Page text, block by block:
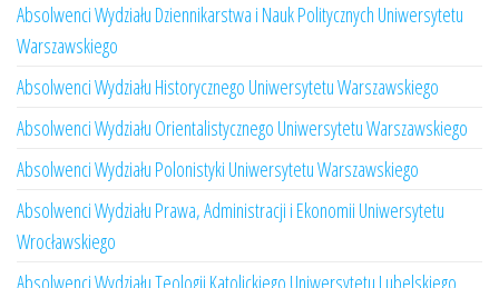
Absolwenci Wydziału Dziennikarstwa i Nauk Politycznych Uniwersytetu
Warszawskiego
Absolwenci Wydziału Historycznego Uniwersytetu Warszawskiego
Absolwenci Wydziału Orientalistycznego Uniwersytetu Warszawskiego
Absolwenci Wydziału Polonistyki Uniwersytetu Warszawskiego
Absolwenci Wydziału Prawa, Administracji i Ekonomii Uniwersytetu
Wrocławskiego
Absolwenci Wydziału Teologii Katolickiego Uniwersytetu Lubelskiego